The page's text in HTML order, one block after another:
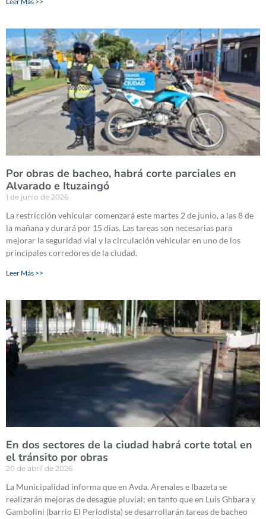
Por obras de bacheo, habrá corte parciales en
Alvarado e Ituzaingó
1 de junio de 2026
La restricción vehicular comenzará este martes 2 de junio, a las 8 de
la mañana y durará por 15 días. Las tareas son necesarias para
mejorar la seguridad vial y la circulación vehicular en uno de los
principales corredores de la ciudad.
Leer Más >>
En dos sectores de la ciudad habrá corte total en
el tránsito por obras
20 de abril de 2026
La Municipalidad informa que en Avda. Arenales e Ibazeta se
realizarán mejoras de desagüe pluvial; en tanto que en Luis Ghbara y
Gambolini (barrio El Periodista) se desarrollarán tareas de bacheo